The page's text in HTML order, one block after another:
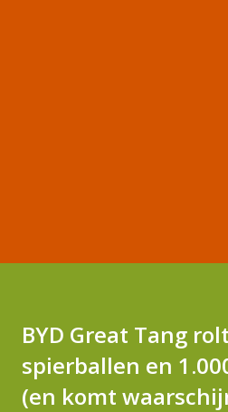
BYD Great Tang
spierballen en
(en komt